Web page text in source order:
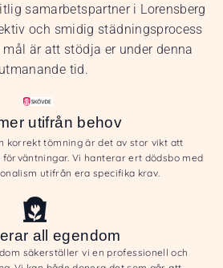
samarbetspartner i Lorensberg
och smidig städningsprocess
är att stödja er under denna
utmanande tid.
utifrån behov
korrekt tömning är det av stor vikt att
Vi hanterar ert dödsbo med
utifrån era specifika krav.
all egendom
säkerställer vi en professionell och